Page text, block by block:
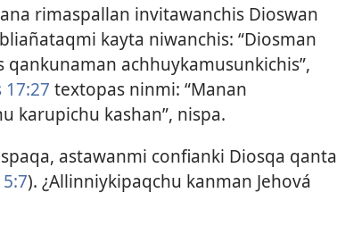
rimaspallan invitawanchis Dioswan
kayta niwanchis: “Diosman
achhuykamusunkichis”,
17:27 textopas ninmi: “Manan
karupichu kashan”, nispa.
astawanmi confianki Diosqa qanta
). ¿Allinniykipaqchu kanman Jehová